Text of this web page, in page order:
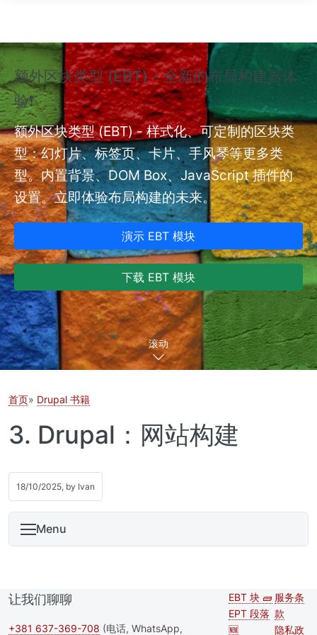
额外区块类型 (EBT) - 全新的布局构建器体
验❗
额外区块类型 (EBT) - 样式化、可定制的区块类
型：幻灯片、标签页、卡片、手风琴等更多类
型。内置背景、DOM Box、JavaScript 插件的
设置。立即体验布局构建的未来。
演示 EBT 模块
下载 EBT 模块
额
滚动
首页 Drupal 书籍
3. Drupal：网站构建
18/10/2025, by Ivan
Menu
让我们聊聊
+381 637-369-708 (电话, WhatsApp,
Second
footer
EBT 块 🧱
EPT 段落
🆕
服务条
款
隐私政